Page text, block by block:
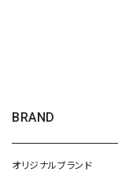
BRAND
オリジナルブランド